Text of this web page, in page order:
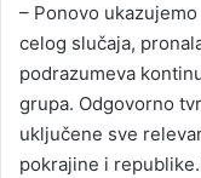
– Ponovo
celog slučaja,
podrazumeva
grupa. Odgovorno
uključene sve
pokrajine i